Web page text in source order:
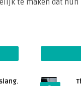
te maken dat hun